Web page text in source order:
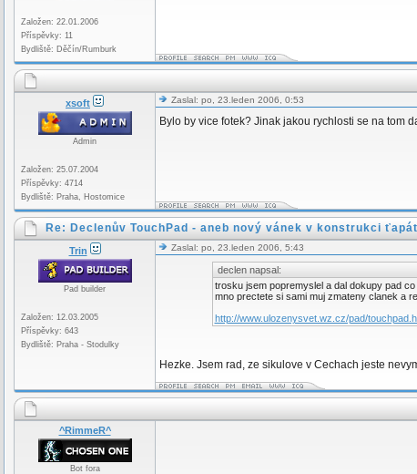
Založen: 22.01.2006
Příspěvky: 11
Bydliště: Děčín/Rumburk
xsoft
Admin
Založen: 25.07.2004
Příspěvky: 4714
Bydliště: Praha, Hostomice
Zaslal: po, 23.leden 2006, 0:53
Bylo by vice fotek? Jinak jakou rychlosti se na tom
Re: Declenův TouchPad - aneb nový vánek v konstrukci
Trin
Pad builder
Založen: 12.03.2005
Příspěvky: 643
Bydliště: Praha - Stodulky
Zaslal: po, 23.leden 2006, 5:43
declen napsal:
trosku jsem popremyslel a dal dokupy pad
mno prectete si sami muj zmateny clanek a
http://www.ulozenysvet.wz.cz/pad/
Hezke. Jsem rad, ze sikulove v Cechach jeste
^RimmeR^
Bot fora